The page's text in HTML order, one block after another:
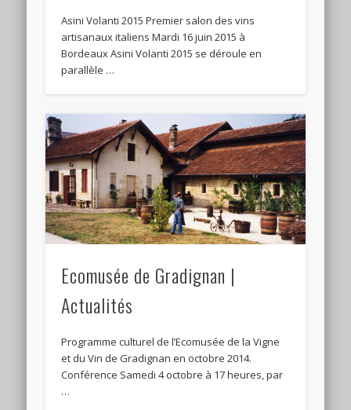
Asini Volanti 2015 Premier salon des vins
artisanaux italiens Mardi 16 juin 2015 à
Bordeaux Asini Volanti 2015 se déroule en
parallèle …
Ecomusée de Gradignan |
Actualités
Programme culturel de l’Ecomusée de la Vigne
et du Vin de Gradignan en octobre 2014.
Conférence Samedi 4 octobre à 17 heures, par
…